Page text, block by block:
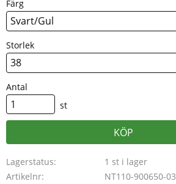
Färg
Storlek
Antal
st
KÖP
Lagerstatus
1 st i lager
Artikelnr
NT110-900650-03